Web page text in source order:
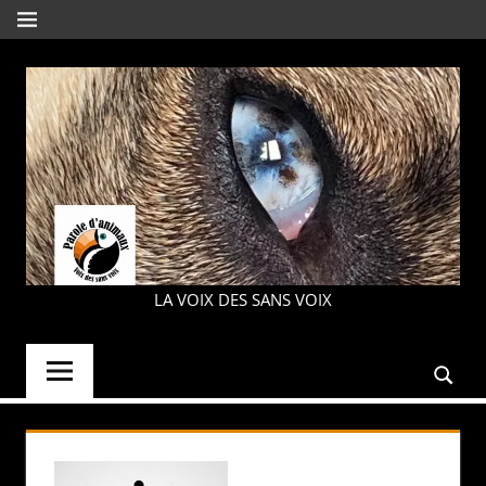
Aller
au
contenu
MENU
PAROLE
LA VOIX DES SANS VOIX